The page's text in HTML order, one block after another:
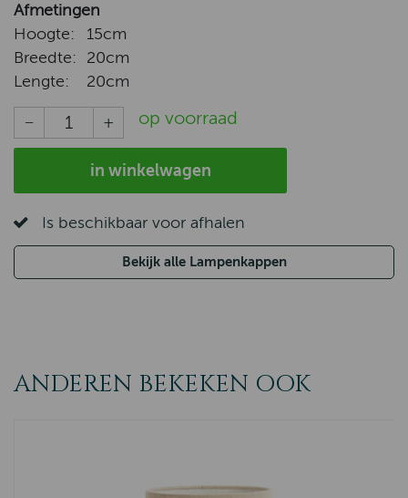
Afmetingen
Hoogte:
15cm
Breedte:
20cm
Lengte:
20cm
op voorraad
in winkelwagen
Is beschikbaar voor afhalen
Bekijk alle Lampenkappen
ANDEREN BEKEKEN OOK